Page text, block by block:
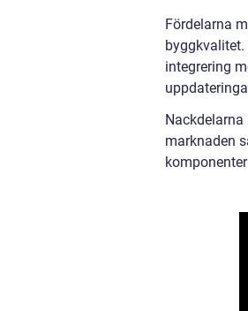
Fördelarna
byggkvalitet.
integrering
marknaden